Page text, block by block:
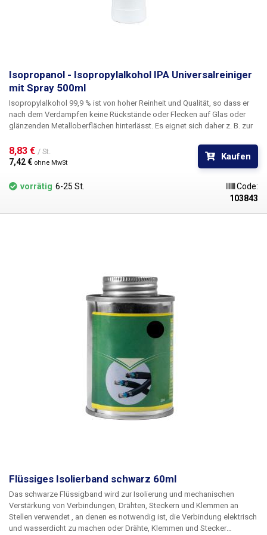
Isopropanol - Isopropylalkohol IPA Universalreiniger
mit Spray 500ml
Isopropylalkohol 99,9 % ist von hoher Reinheit und Qualität, so dass er
nach dem Verdampfen keine Rückstände oder Flecken auf Glas oder
glänzenden Metalloberflächen hinterlässt. Es eignet sich daher z. B. zur
Magnetköpfen - VHS- und Diskettenlaufwerken, Festplattenlaufwerken,
Reinigung von Leiterplatten (PCBs) - Reinigung von Hauptplatinen
durchgebrannter Telefone oder Entfernung von Kolophonium und
Flussmittelpaste, Reinigung von Spiegeln und Entfernung von
Ablagerungen ölbasierter Schmiermittel. isopropanol ist auch wirksam
Handys, Türen, Badezimmer, Toiletten usw.) von Bakterien (Coronavirus,
Isopropylalkohol nur durch persönliche Abholung in unserer
Niederlassung in Ostrava, Michálkovická 2098/86B verkauft - siehe
Kontakt. Nur Isopropylalkohol in 100ml, 400ml und 600ml Sprays kann
per Paket versendet werden. Wenn Sie Ispropylalkohol in den Warenkorb
legen, wird nur die persönliche Abholung für Ihre gesamte Bestellung in
Inhalt: 500ml
8,83 € / St.
7,42 € ohne MwSt
Kaufen
vorrätig 6-25 St.
Code:
103843
Flüssiges Isolierband schwarz 60ml
Das schwarze Flüssigband wird zur Isolierung und mechanischen
Verstärkung von Verbindungen, Drähten, Steckern und Klemmen an
Stellen verwendet , an denen es notwendig ist, die Verbindung elektrisch
und wasserdicht zu machen oder Drähte, Klemmen und Stecker